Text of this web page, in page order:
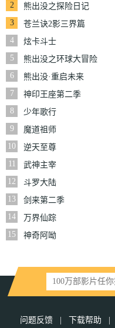
2
熊出没之探险日记
3
苍兰诀2影三界篇
4
炫卡斗士
5
熊出没之环球大冒险
6
熊出没·重启未来
7
神印王座第二季
8
少年歌行
9
魔道祖师
10
逆天至尊
11
武神主宰
12
斗罗大陆
13
剑来第二季
14
万界仙踪
15
神奇阿呦
问题反馈 下载帮助